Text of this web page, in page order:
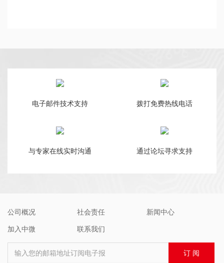
电子邮件技术支持 拨打免费热线电话
与专家在线实时沟通 通过论坛寻求支持
公司概况 社会责任 新闻中心
加入中微 联系我们
输入您的邮箱地址订阅电子报 订 阅